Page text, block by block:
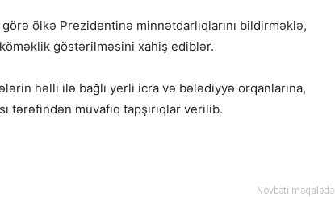
ölkə Prezidentinə minnətdarlıqlarını bildirməklə,
göstərilməsini xahiş ediblər.
həlli ilə bağlı yerli icra və bələdiyyə orqanlarına,
tərəfindən müvafiq tapşırıqlar verilib.
Növbəti məqalədə